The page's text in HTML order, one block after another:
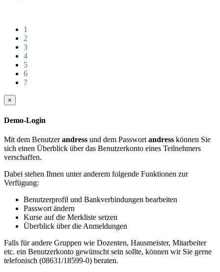
1
2
3
4
5
6
7
×
Demo-Login
Mit dem Benutzerandress und dem Passwort andress können Sie
sich einen Überblick über das Benutzerkonto eines Teilnehmers
verschaffen.
Dabei stehen Ihnen unter anderem folgende Funktionen zur
Verfügung:
Benutzerprofil und Bankverbindungen bearbeiten
Passwort ändern
Kurse auf die Merkliste setzen
Überblick über die Anmeldungen
Falls für andere Gruppen wie Dozenten, Hausmeister, Mitarbeiter
etc. ein Benutzerkonto gewünscht sein sollte, können wir Sie gerne
telefonisch (08631/18599-0) beraten.